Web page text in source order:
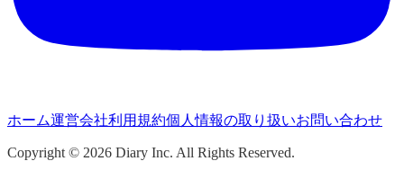
ホーム運営会社利用規約個人情報の取り扱いお問い合わせ
Copyright © 2026 Diary Inc. All Rights Reserved.